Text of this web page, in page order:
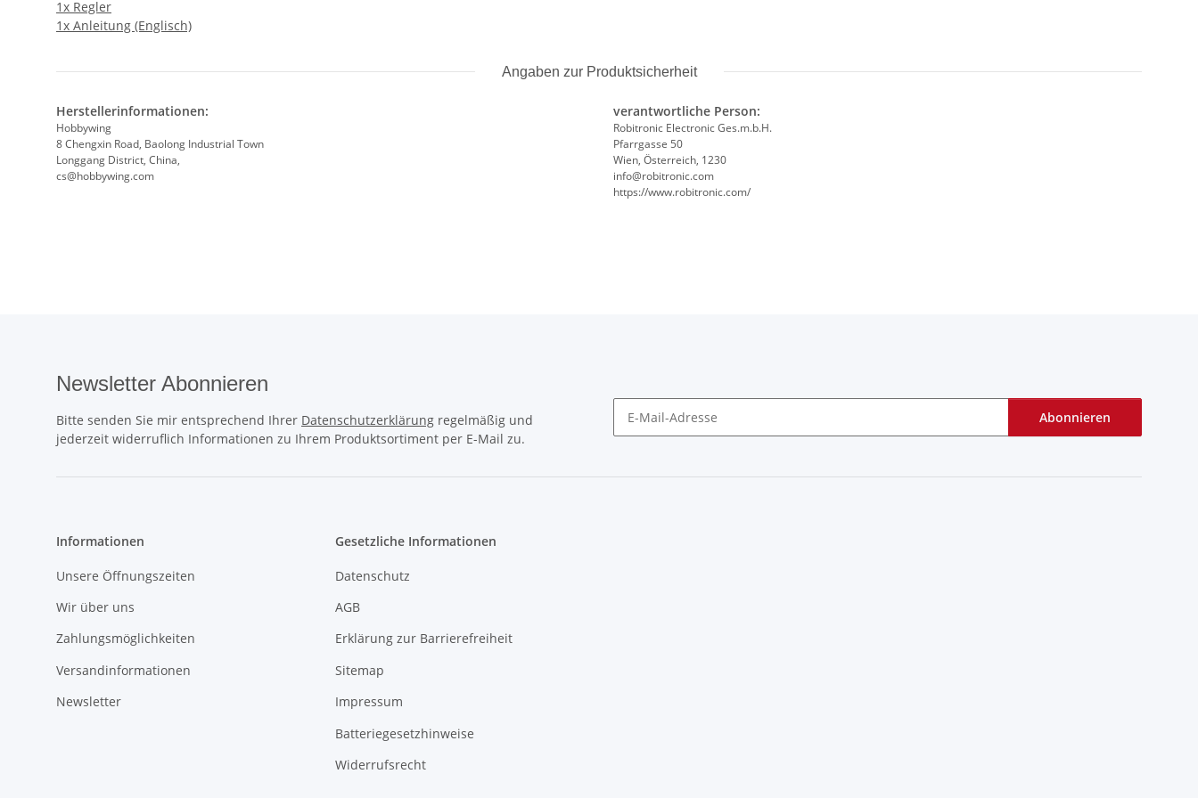
1x Regler
1x Anleitung (Englisch)
Angaben zur Produktsicherheit
Herstellerinformationen:
Hobbywing
8 Chengxin Road, Baolong Industrial Town
Longgang District, China,
cs@hobbywing.com
verantwortliche Person:
Robitronic Electronic Ges.m.b.H.
Pfarrgasse 50
Wien, Österreich, 1230
info@robitronic.com
https://www.robitronic.com/
Newsletter Abonnieren
Bitte senden Sie mir entsprechend Ihrer Datenschutzerklärung regelmäßig und
jederzeit widerruflich Informationen zu Ihrem Produktsortiment per E-Mail zu.
Abonnieren
Informationen
Unsere Öffnungszeiten
Wir über uns
Zahlungsmöglichkeiten
Versandinformationen
Newsletter
Gesetzliche Informationen
Datenschutz
AGB
Erklärung zur Barrierefreiheit
Sitemap
Impressum
Batteriegesetzhinweise
Widerrufsrecht